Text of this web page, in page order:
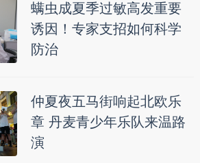
螨虫成夏季过敏高发重要
诱因！专家支招如何科学
防治
仲夏夜五马街响起北欧乐
章 丹麦青少年乐队来温路
演